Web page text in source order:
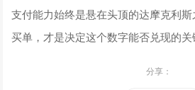
支付能力始终是悬在头顶的达摩克利
买单，才是决定这个数字能否兑现的关
分享：